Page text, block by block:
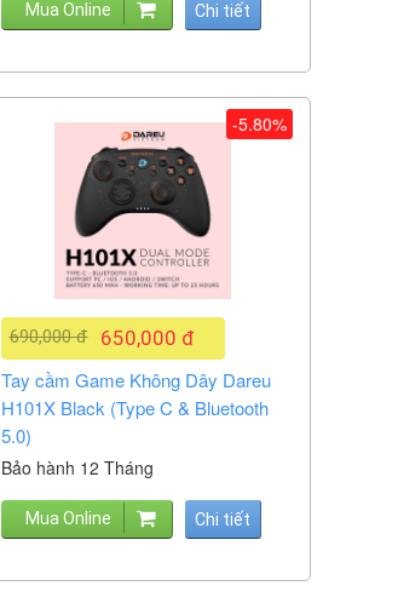
Mua Online Chi tiết
650,000 đ
690,000 đ
Tay cầm Game Không Dây Dareu
H101X Black (Type C & Bluetooth
5.0)
Bảo hành 12 Tháng
Mua Online Chi tiết
-5.80%